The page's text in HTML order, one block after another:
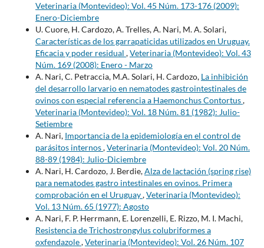
Veterinaria (Montevideo): Vol. 45 Núm. 173-176 (2009):
Enero-Diciembre
U. Cuore, H. Cardozo, A. Trelles, A. Nari, M. A. Solari,
Características de los garrapaticidas utilizados en Uruguay.
Eficacia y poder residual ,Veterinaria (Montevideo): Vol. 43
Núm. 169 (2008): Enero - Marzo
A. Nari, C. Petraccia, M.A. Solari, H. Cardozo, La inhibición
del desarrollo larvario en nematodes gastrointestinales de
ovinos con especial referencia a Haemonchus Contortus,
Veterinaria (Montevideo): Vol. 18 Núm. 81 (1982): Julio-
Setiembre
A. Nari, Importancia de la epidemiología en el control de
parásitos internos,Veterinaria (Montevideo): Vol. 20 Núm.
88-89 (1984): Julio-Diciembre
A. Nari, H. Cardozo, J. Berdie,Alza de lactación (spring rise)
para nematodes gastro intestinales en ovinos. Primera
comprobación en el Uruguay,Veterinaria (Montevideo):
Vol. 13 Núm. 65 (1977): Agosto
A. Nari, F. P. Herrmann, E. Lorenzelli, E. Rizzo, M. I. Machi,
Resistencia de Trichostrongylus colubriformes a
oxfendazole,Veterinaria (Montevideo): Vol. 26 Núm. 107